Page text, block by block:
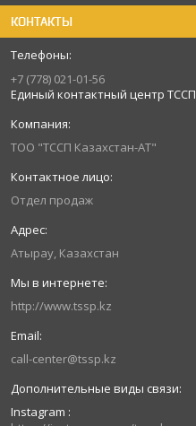
КОНТАКТЫ
+7 (778) 021-01-56
Единый контактный центр ТССП
ТОО "ТССП Казахстан-АТ"
Отдел продаж
Атырау, Казахстан
http://www.tssp.kz
call-center@tssp.kz
Instagram